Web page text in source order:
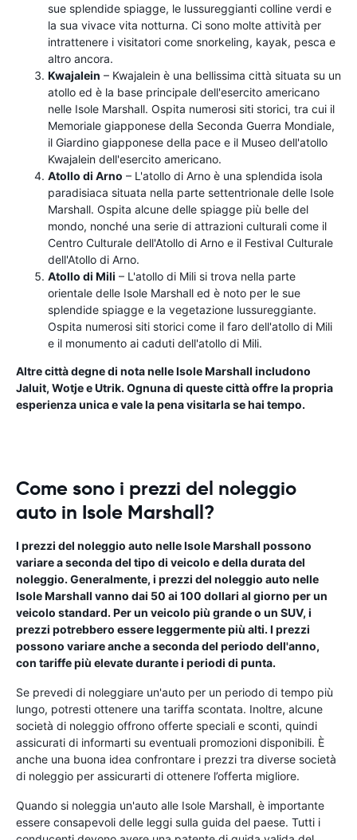
sue splendide spiagge, le lussureggianti colline verdi e
la sua vivace vita notturna. Ci sono molte attività per
intrattenere i visitatori come snorkeling, kayak, pesca e
altro ancora.
Kwajalein – Kwajalein è una bellissima città situata su un
atollo ed è la base principale dell'esercito americano
nelle Isole Marshall. Ospita numerosi siti storici, tra cui il
Memoriale giapponese della Seconda Guerra Mondiale,
il Giardino giapponese della pace e il Museo dell'atollo
Kwajalein dell'esercito americano.
Atollo di Arno – L'atollo di Arno è una splendida isola
paradisiaca situata nella parte settentrionale delle Isole
Marshall. Ospita alcune delle spiagge più belle del
mondo, nonché una serie di attrazioni culturali come il
Centro Culturale dell'Atollo di Arno e il Festival Culturale
dell'Atollo di Arno.
Atollo di Mili – L'atollo di Mili si trova nella parte
orientale delle Isole Marshall ed è noto per le sue
splendide spiagge e la vegetazione lussureggiante.
Ospita numerosi siti storici come il faro dell'atollo di Mili
e il monumento ai caduti dell'atollo di Mili.
Altre città degne di nota nelle Isole Marshall includono
Jaluit, Wotje e Utrik. Ognuna di queste città offre la propria
esperienza unica e vale la pena visitarla se hai tempo.
Come sono i prezzi del noleggio
auto in Isole Marshall?
I prezzi del noleggio auto nelle Isole Marshall possono
variare a seconda del tipo di veicolo e della durata del
noleggio. Generalmente, i prezzi del noleggio auto nelle
Isole Marshall vanno dai 50 ai 100 dollari al giorno per un
veicolo standard. Per un veicolo più grande o un SUV, i
prezzi potrebbero essere leggermente più alti. I prezzi
possono variare anche a seconda del periodo dell'anno,
con tariffe più elevate durante i periodi di punta.
Se prevedi di noleggiare un'auto per un periodo di tempo più
lungo, potresti ottenere una tariffa scontata. Inoltre, alcune
società di noleggio offrono offerte speciali e sconti, quindi
assicurati di informarti su eventuali promozioni disponibili. È
anche una buona idea confrontare i prezzi tra diverse società
di noleggio per assicurarti di ottenere l’offerta migliore.
Quando si noleggia un'auto alle Isole Marshall, è importante
essere consapevoli delle leggi sulla guida del paese. Tutti i